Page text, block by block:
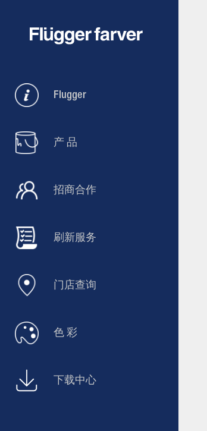
Flugger
产 品
招商合作
刷新服务
门店查询
色 彩
下载中心